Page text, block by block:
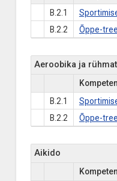
B.2.1
B.2.2
Õppe-
Aeroobika ja
B.2.1
B.2.2
Õppe-
Aikido